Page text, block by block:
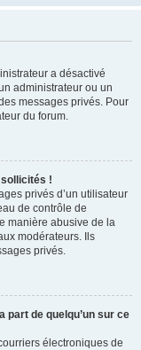
a désactivé
administrateur ou un
messages privés. Pour
du forum.
!
privés d’un utilisateur
de contrôle de
manière abusive de la
modérateurs. Ils
privés.
part de quelqu’un sur ce
électroniques de